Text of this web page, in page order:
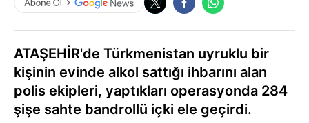
ATAŞEHİR'de Türkmenistan uyruklu bir
kişinin evinde alkol sattığı ihbarını alan
polis ekipleri, yaptıkları operasyonda 284
şişe sahte bandrollü içki ele geçirdi.